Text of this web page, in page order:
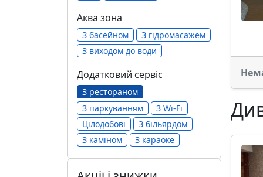
Аква зона
З басейном
З гідромасажем
З виходом до води
Додатковий сервіс
З рестораном
З паркуванням
З Wi-Fi
Цілодобові
З більярдом
З каміном
З караоке